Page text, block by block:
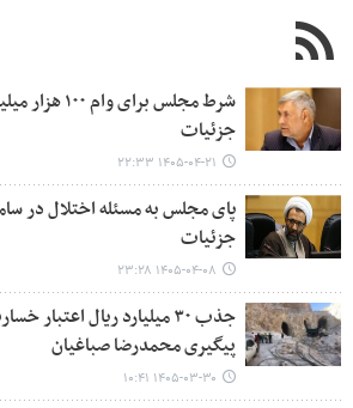
شرط مجلس
جزئیات
۱۴۰۵-۰۴-۲۱ ۲۲:۳۳
پای مجلس به مسئله اختلال در
جزئیات
۱۴۰۵-۰۴-۰۸ ۲۳:۲۸
جذب ۳۰ میلیارد ریال
پیگیری محمدرضا صباغیان
۱۴۰۵-۰۳-۳۰ ۱۰:۴۱